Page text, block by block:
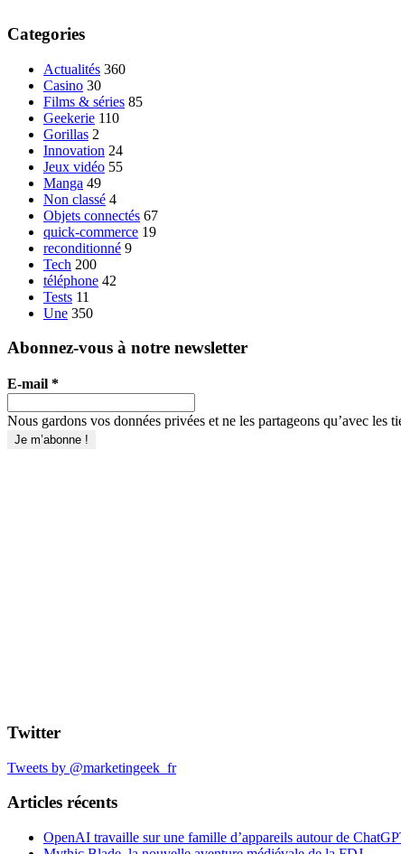
Categories
Actualités 360
Casino 30
Films & séries 85
Geekerie 110
Gorillas 2
Innovation 24
Jeux vidéo 55
Manga 49
Non classé 4
Objets connectés 67
quick-commerce 19
reconditionné 9
Tech 200
téléphone 42
Tests 11
Une 350
Abonnez-vous à notre newsletter
E-mail *
Nous gardons vos données privées et ne les partageons qu’avec les
Twitter
Tweets by @marketingeek_fr
Articles récents
OpenAI travaille sur une famille d’appareils autour de